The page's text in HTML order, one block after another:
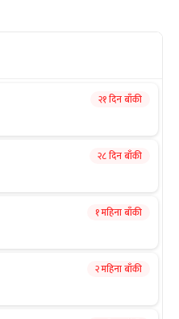
२१ दिन बाँकी
२८ दिन बाँकी
१ महिना बाँकी
२ महिना बाँकी